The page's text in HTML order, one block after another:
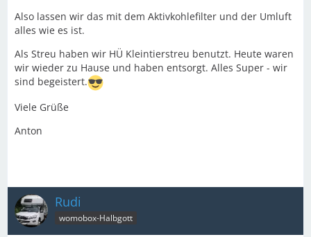
Also lassen wir das mit dem Aktivkohlefilter und der Umluft
alles wie es ist.
Als Streu haben wir HÜ Kleintierstreu benutzt. Heute waren
wir wieder zu Hause und haben entsorgt. Alles Super - wir
sind begeistert.
Viele Grüße
Anton
Rudi
womobox-Halbgott